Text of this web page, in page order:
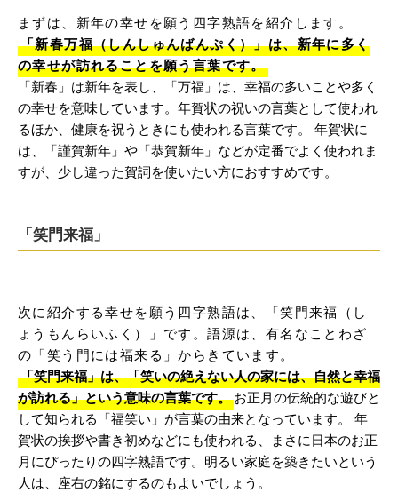
まずは、新年の幸せを願う四字熟語を紹介します。
「新春万福（しんしゅんばんぷく）」は、新年に多く
の幸せが訪れることを願う言葉です。
「新春」は新年を表し、「万福」は、幸福の多いことや多く
の幸せを意味しています。年賀状の祝いの言葉として使われ
るほか、健康を祝うときにも使われる言葉です。 年賀状に
は、「謹賀新年」や「恭賀新年」などが定番でよく使われま
すが、少し違った賀詞を使いたい方におすすめです。
「笑門来福」
次に紹介する幸せを願う四字熟語は、「笑門来福（し
ょうもんらいふく）」です。語源は、有名なことわざ
の「笑う門には福来る」からきています。
「笑門来福」は、「笑いの絶えない人の家には、自然と幸福
が訪れる」という意味の言葉です。お正月の伝統的な遊びと
して知られる「福笑い」が言葉の由来となっています。 年
賀状の挨拶や書き初めなどにも使われる、まさに日本のお正
月にぴったりの四字熟語です。明るい家庭を築きたいという
人は、座右の銘にするのもよいでしょう。